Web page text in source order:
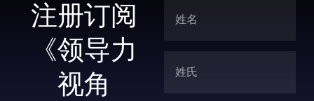
注册订阅
《领导力
视角